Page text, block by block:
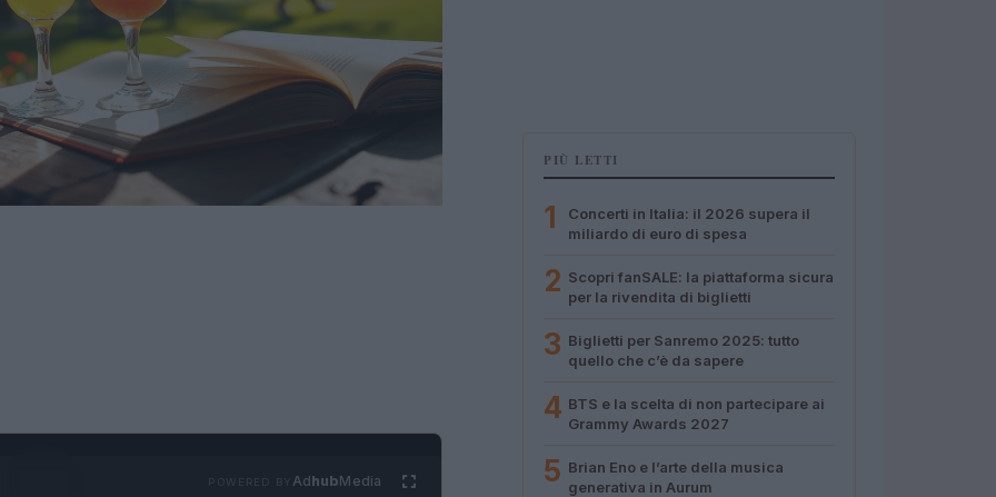
AdhubMedia
PIÙ LETTI
1
Concerti in Italia: il 2026 supera il
miliardo di euro di spesa
2 Scopri fanSALE: la piattaforma sicura
per la rivendita di biglietti
3 Biglietti per Sanremo 2025: tutto
quello che c’è da sapere
4 BTS e la scelta di non partecipare ai
Grammy Awards 2027
5 Brian Eno e l’arte della musica
generativa in Aurum